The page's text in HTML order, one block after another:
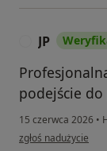
JP
podejście
15 czerwca 2026 •
w opinii użytkownika
zgłoś nadużycie